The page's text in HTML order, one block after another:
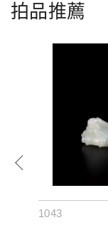
拍品推薦
1043